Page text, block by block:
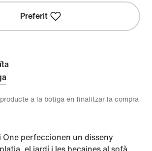
Preferit
a la botiga en finalitzar la compra
One perfeccionen un disseny
el jardí i les becaines al sofà.